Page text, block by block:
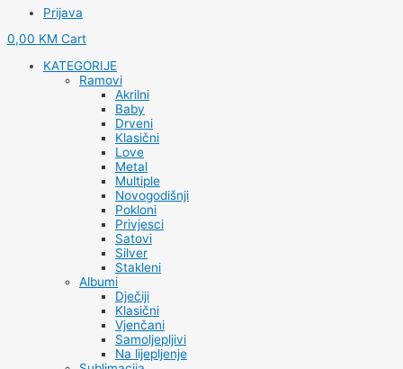
Prijava
0,00 KM Cart
KATEGORIJE
Ramovi
Akrilni
Baby
Drveni
Klasični
Love
Metal
Multiple
Novogodišnji
Pokloni
Privjesci
Satovi
Silver
Stakleni
Albumi
Dječiji
Klasični
Vjenčani
Samoljepljivi
Na lijepljenje